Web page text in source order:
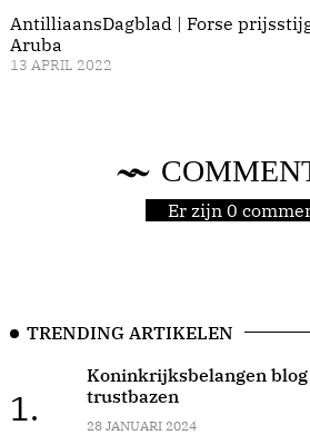
AntilliaansDagblad | Forse
Aruba
13 APRIL 2022
Er zijn 0
TRENDING ARTIKELEN
1.
Koninkrijksbelangen
trustbazen
28 JANUARI 2024